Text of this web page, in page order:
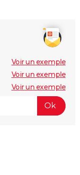
Voir un exemple
Voir un exemple
Voir un exemple